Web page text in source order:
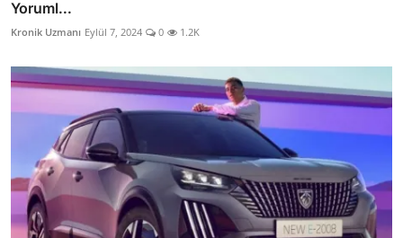
Yoruml...
Kronik Uzmanı Eylül 7, 2024 0 1.2K